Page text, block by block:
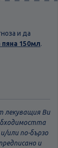
и да
150мл.
лекуващия Ви
или по-бързо
и